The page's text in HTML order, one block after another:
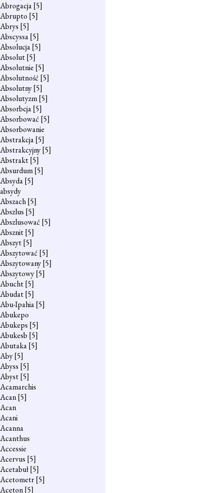
Abrogacja[5]
Abrupto [5]
Abrys [5]
Abscyssa[5]
Absolucja[5]
Absolut[5]
Absolutnie [5]
Absolutność [5]
Absolutny[5]
Absolutyzm[5]
Absorbcja[5]
Absorbować [5]
Absorbowanie
Abstrakcja[5]
Abstrakcyjny[5]
Abstrakt[5]
Absurdum[5]
Absyda[5]
absydy
Abszach[5]
Abszlus [5]
Abszlusować [5]
Absznit[5]
Abszyt[5]
Abszytować [5]
Abszytowany[5]
Abszytowy[5]
Abucht[5]
Abudat[5]
Abu-Ipahia[5]
Abukepo
Abukeps [5]
Abukesb [5]
Abutaka[5]
Aby[5]
Abyss [5]
Abyst[5]
Acamarchis
Acan[5]
Acan
Acani
Acanna
Acanthus
Accessie
Acervus [5]
Acetabuł[5]
Acetometr[5]
Aceton[5]